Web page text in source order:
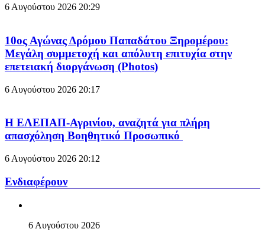
6 Αυγούστου 2026 20:29
10ος Αγώνας Δρόμου Παπαδάτου Ξηρομέρου:
Μεγάλη συμμετοχή και απόλυτη επιτυχία στην
επετειακή διοργάνωση (Photos)
6 Αυγούστου 2026 20:17
Η ΕΛΕΠΑΠ-Αγρινίου, αναζητά για πλήρη
απασχόληση Βοηθητικό Προσωπικό
6 Αυγούστου 2026 20:12
Ενδιαφέρουν
6 Αυγούστου 2026